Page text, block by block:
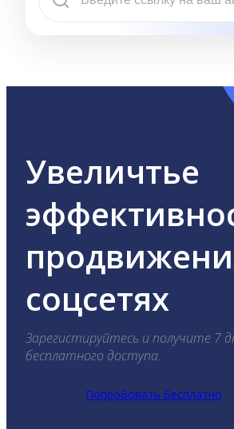
Увеличтье
соцсетях
Зарегистируйтесь и получите 7
бесплатного доступа.
Попробовать бесплатно